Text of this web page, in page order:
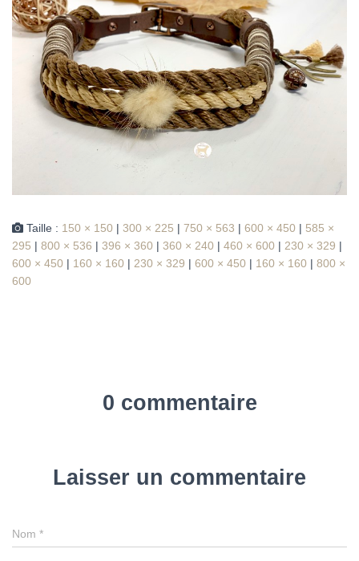
Taille : 150 × 150 | 300 × 225 | 750 × 563 | 600 × 450 | 585 ×
295 | 800 × 536 | 396 × 360 | 360 × 240 | 460 × 600 | 230 × 329 |
600 × 450 | 160 × 160 | 230 × 329 | 600 × 450 | 160 × 160 | 800 ×
600
0 commentaire
Laisser un commentaire
Nom *